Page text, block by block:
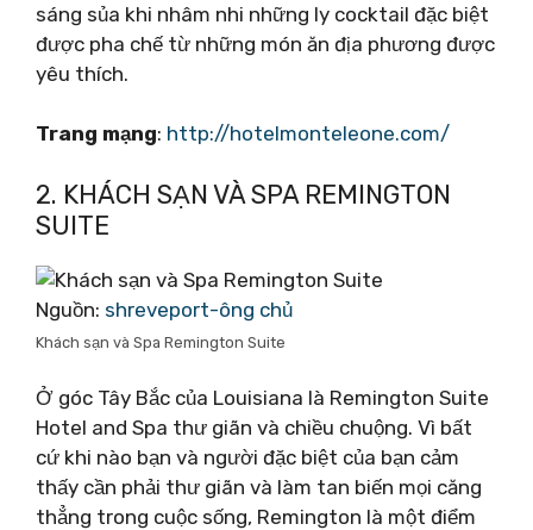
sáng sủa khi nhâm nhi những ly cocktail đặc biệt
được pha chế từ những món ăn địa phương được
yêu thích.
Trang mạng: http://hotelmonteleone.com/
2. KHÁCH SẠN VÀ SPA REMINGTON
SUITE
Nguồn: shreveport-ông chủ
Khách sạn và Spa Remington Suite
Ở góc Tây Bắc của Louisiana là Remington Suite
Hotel and Spa thư giãn và chiều chuộng. Vì bất
cứ khi nào bạn và người đặc biệt của bạn cảm
thấy cần phải thư giãn và làm tan biến mọi căng
thẳng trong cuộc sống, Remington là một điểm